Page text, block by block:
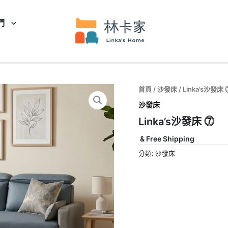
首頁 / 沙發床 / Linka’s沙發床
沙發床
Linka’s沙發床 ⓻
& Free Shipping
分類: 沙發床